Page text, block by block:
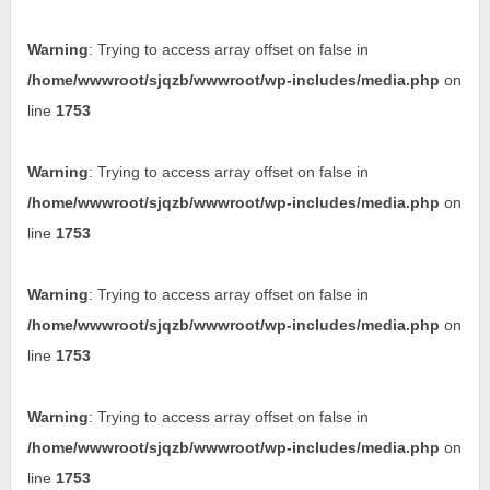
Warning: Trying to access array offset on false in
/home/wwwroot/sjqzb/wwwroot/wp-includes/media.php on
line 1753
Warning: Trying to access array offset on false in
/home/wwwroot/sjqzb/wwwroot/wp-includes/media.php on
line 1753
Warning: Trying to access array offset on false in
/home/wwwroot/sjqzb/wwwroot/wp-includes/media.php on
line 1753
Warning: Trying to access array offset on false in
/home/wwwroot/sjqzb/wwwroot/wp-includes/media.php on
line 1753